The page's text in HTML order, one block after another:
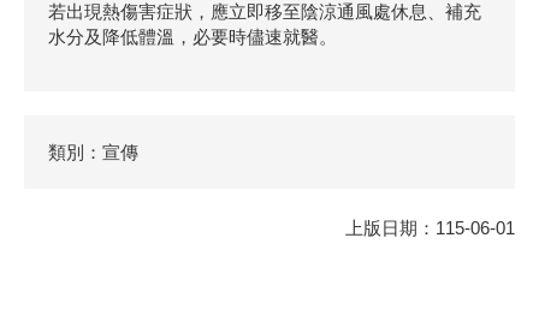
若出現熱傷害症狀，應立即移至陰涼通風處休息、補充
水分及降低體溫，必要時儘速就醫。
類別：宣傳
上版日期：115-06-01